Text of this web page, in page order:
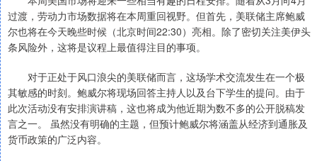
过渡，劳动力市场数据将在本周重回视野。但首先，美联储主席鲍威
尔也将在今天晚些时候（北京时间22:30）亮相。除了密切关注美伊头
条风险外，这将是议程上最值得注目的事项。
对于正处于风口浪尖的美联储而言，这场学术交流发生在一个极
其敏感的时刻。鲍威尔将现场回答主持人以及台下学生的提问。由于
此次活动没有安排演讲稿，这也将成为他近期为数不多的公开脱稿发
言之一。 虽然没有明确的主题，但预计鲍威尔将涵盖从经济到通胀及
货币政策的广泛内容。